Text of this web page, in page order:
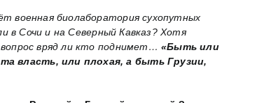
военная биолаборатория сухопутных
в Сочи и на Северный Кавказ? Хотя
вряд ли кто поднимет… «Быть или
власть, или плохая, а быть Грузии,